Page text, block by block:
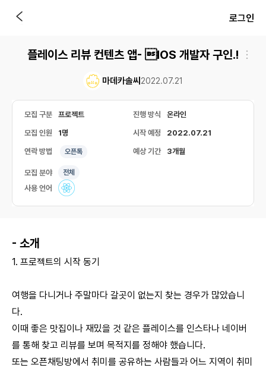
로그인
플레이스 리뷰 컨텐츠 앱- IOS 개발자 구인.!
마데카솔씨 2022.07.21
모집 구분 프로젝트 진행 방식 온라인
모집 인원 1명 시작 예정 2022.07.21
연락 방법 오픈톡 예상 기간 3개월
모집 분야 전체
사용 언어
- 소개
1. 프로젝트의 시작 동기
여행을 다니거나 주말마다 갈곳이 없는지 찾는 경우가 많았습니
다.
이때 좋은 맛집이나 재밌을 것 같은 플레이스를 인스타나 네이버
를 통해 찾고 리뷰를 보며 목적지를 정해야 했습니다.
또는 오픈채팅방에서 취미를 공유하는 사람들과 어느 지역이 취미